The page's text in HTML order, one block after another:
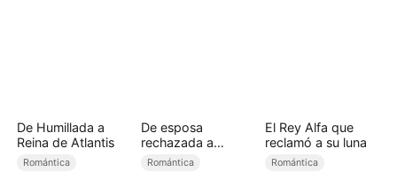
De Humillada a
Reina de Atlantis
Romántica
De esposa
rechazada a
princesa licántropa
Romántica
El Rey Alfa que
reclamó a su luna
Romántica